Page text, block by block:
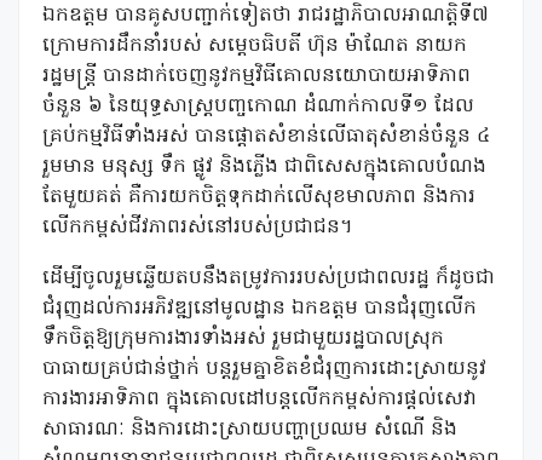
ឯកឧត្តម បានគូសបញ្ជាក់ទៀតថា រាជរដ្ឋាភិបាលអាណត្តិទី៧
ក្រោមការដឹកនាំរបស់ សម្តេចធិបតី ហ៊ុន ម៉ាណែត នាយក
រដ្ឋមន្រ្តី បានដាក់ចេញនូវកម្មវិធីគោលនយោបាយអាទិភាព
ចំនួន ៦ នៃយុទ្ធសាស្ត្របញ្ចកោណ ដំណាក់កាលទី១ ដែល
គ្រប់កម្មវិធីទាំងអស់ បានផ្តោតសំខាន់លើធាតុសំខាន់ចំនួន ៤
រួមមាន មនុស្ស ទឹក ផ្លូវ និងភ្លើង ជាពិសេសក្នុងគោលបំណង
តែមួយគត់ គឺការយកចិត្តទុកដាក់លើសុខមាលភាព និងការ
លើកកម្ពស់ជីវភាពរស់នៅរបស់ប្រជាជន។
ដើម្បីចូលរួមឆ្លើយតបនឹងតម្រូវការរបស់ប្រជាពលរដ្ឋ ក៏ដូចជា
ជំរុញដល់ការអភិវឌ្ឍនៅមូលដ្ឋាន ឯកឧត្តម បានជំរុញលើក
ទឹកចិត្តឱ្យក្រុមការងារទាំងអស់ រួមជាមួយរដ្ឋបាលស្រុក
បាធាយគ្រប់ជាន់ថ្នាក់ បន្តរួមគ្នាខិតខំជំរុញការដោះស្រាយនូវ
ការងារអាទិភាព ក្នុងគោលដៅបន្តលើកកម្ពស់ការផ្តល់សេវា
សាធារណៈ និងការដោះស្រាយបញ្ហាប្រឈម សំណើ និង